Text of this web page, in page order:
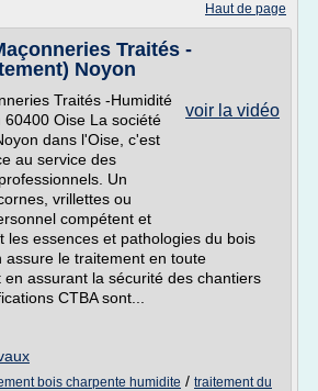
Haut de page
Traités -
Noyon
voir la vidéo
Traités -Humidité
Oise La société
dans l'Oise, c'est
au service des
Un
vrillettes ou
compétent et
les essences et pathologies du bois
assure le traitement en toute
assurant la sécurité des chantiers
CTBA sont...
bois charpente humidite / traitement du